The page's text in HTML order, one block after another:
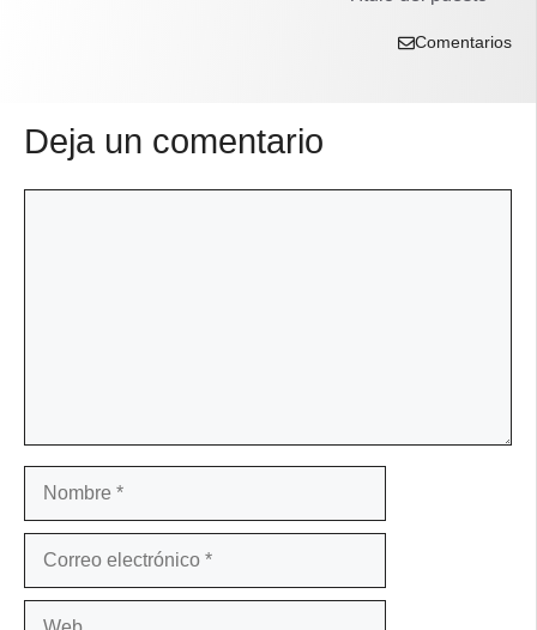
Comentarios
Deja un comentario